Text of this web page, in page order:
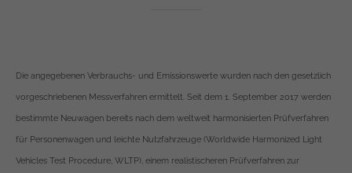
Die angegebenen Verbrauchs- und Emissionswerte wurden nach den gesetzlich
vorgeschriebenen Messverfahren ermittelt. Seit dem 1. September 2017 werden
bestimmte Neuwagen bereits nach dem weltweit harmonisierten Prüfverfahren
für Personenwagen und leichte Nutzfahrzeuge (Worldwide Harmonized Light
Vehicles Test Procedure, WLTP), einem realistischeren Prüfverfahren zur